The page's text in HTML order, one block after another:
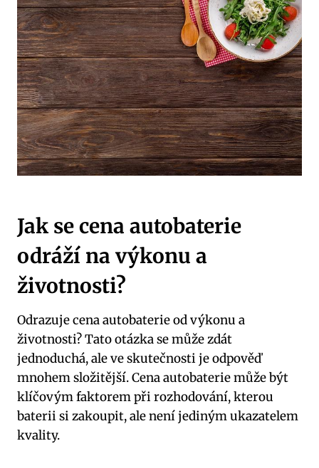
Jak ⁣se cena autobaterie
odráží ⁤na ⁤výkonu a
životnosti?
Odrazuje‍ cena autobaterie od⁣ výkonu a ​
životnosti? ​Tato otázka se může zdát
jednoduchá, ale ve skutečnosti je⁣ odpověď
mnohem složitější. Cena autobaterie může být
klíčovým faktorem při rozhodování, kterou
baterii si zakoupit, ale není ⁢jediným ukazatelem
kvality.